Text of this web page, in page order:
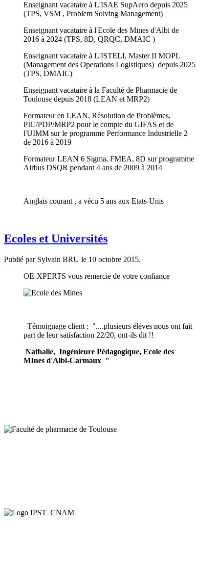
Enseignant vacataire à L'ISAE SupAero depuis 2025
(TPS, VSM , Problem Solving Management)
Enseignant vacataire à l'Ecole des Mines d'Albi de
2016 à 2024 (TPS, 8D, QRQC, DMAIC )
Enseignant vacataire à L'ISTELI, Master II MOPL
(Management des Operations Logistiques) depuis 2025
(TPS, DMAIC)
Enseignant vacataire à la Faculté de Pharmacie de
Toulouse depuis 2018 (LEAN et MRP2)
Formateur en LEAN, Résolution de Problèmes,
PIC/PDP/MRP2 pour le compte du GIFAS et de
l'UIMM sur le programme Performance Industrielle 2
de 2016 à 2019
Formateur LEAN 6 Sigma, FMEA, 8D sur programme
Airbus DSQR pendant 4 ans de 2009 à 2014
Anglais courant , a vécu 5 ans aux Etats-Unis
Ecoles et Universités
Publié par Sylvain BRU le 10 octobre 2015.
OE-XPERTS vous remercie de votre confiance
Témoignage client : "....plusieurs élèves nous ont fait
part de leur satisfaction 22/20, ont-ils dit !!
Nathalie, Ingénieure Pédagogique, Ecole des
MInes d'Albi-Carmaux "